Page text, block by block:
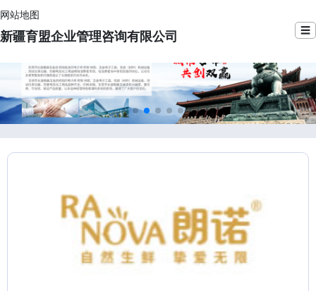
网站地图
新疆育盟企业管理咨询有限公司 ☰